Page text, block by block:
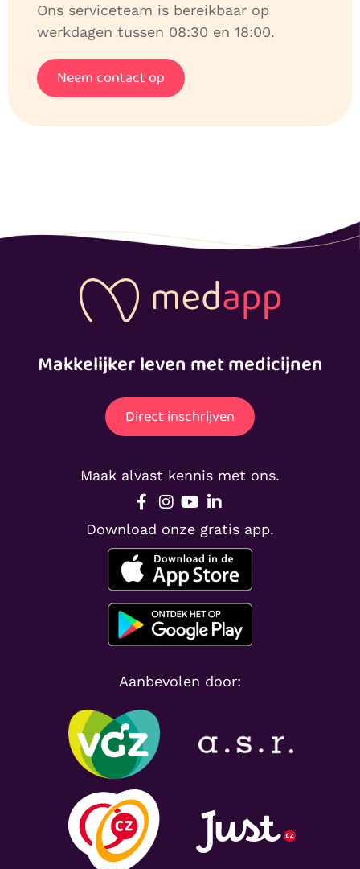
Ons serviceteam is bereikbaar op
werkdagen tussen 08:30 en 18:00.
Neem contact op
Makkelijker leven met medicijnen
Direct inschrijven
Maak alvast kennis met ons.
Download onze gratis app.
Aanbevolen door: